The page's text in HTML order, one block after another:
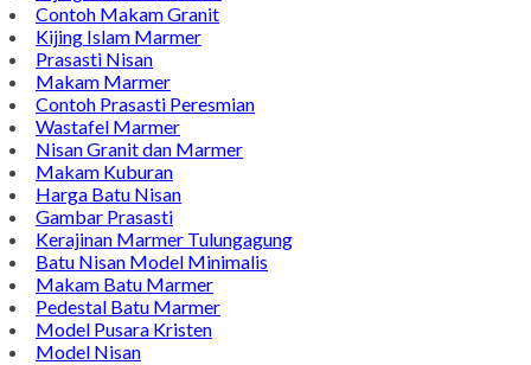
Contoh Makam Granit
Kijing Islam Marmer
Prasasti Nisan
Makam Marmer
Contoh Prasasti Peresmian
Wastafel Marmer
Nisan Granit dan Marmer
Makam Kuburan
Harga Batu Nisan
Gambar Prasasti
Kerajinan Marmer Tulungagung
Batu Nisan Model Minimalis
Makam Batu Marmer
Pedestal Batu Marmer
Model Pusara Kristen
Model Nisan